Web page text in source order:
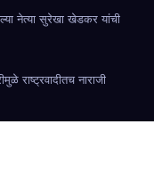
नेत्या सुरेखा खेडकर यांची
राष्ट्रवादीतच नाराजी